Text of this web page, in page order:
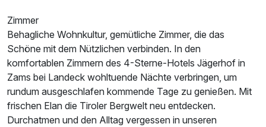
Ausstattung
Für 4 Tage p.P. ab586,00 €
Zimmer
Behagliche Wohnkultur, gemütliche Zimmer, die das
Schöne mit dem Nützlichen verbinden. In den
komfortablen Zimmern des 4-Sterne-Hotels Jägerhof in
Zams bei Landeck wohltuende Nächte verbringen, um
rundum ausgeschlafen kommende Tage zu genießen. Mit
frischen Elan die Tiroler Bergwelt neu entdecken.
Durchatmen und den Alltag vergessen in unseren